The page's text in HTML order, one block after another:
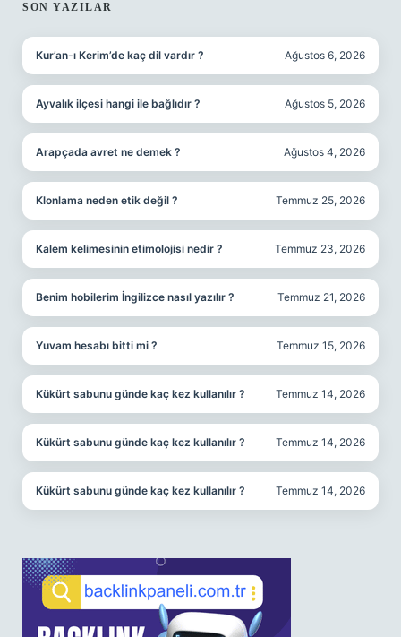
SIDEBAR
SON YAZILAR
Kur’an-ı Kerim’de kaç dil vardır ? Ağustos 6, 2026
Ayvalık ilçesi hangi ile bağlıdır ? Ağustos 5, 2026
Arapçada avret ne demek ? Ağustos 4, 2026
Klonlama neden etik değil ? Temmuz 25, 2026
Kalem kelimesinin etimolojisi nedir ? Temmuz 23, 2026
Benim hobilerim İngilizce nasıl yazılır ? Temmuz 21, 2026
Yuvam hesabı bitti mi ? Temmuz 15, 2026
Kükürt sabunu günde kaç kez kullanılır ? Temmuz 14, 2026
Kükürt sabunu günde kaç kez kullanılır ? Temmuz 14, 2026
Kükürt sabunu günde kaç kez kullanılır ? Temmuz 14, 2026